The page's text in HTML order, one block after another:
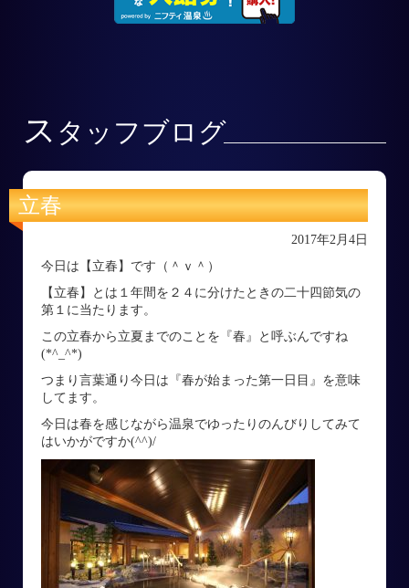
ス タッフブログ
立春
2017年2月4日
今日は【立春】です（＾ｖ＾）
【立春】とは１年間を２４に分けたときの二十四節気の
第１に当たります。
この立春から立夏までのことを『春』と呼ぶんですね
(*^_^*)
つまり言葉通り今日は『春が始まった第一日目』を意味
してます。
今日は春を感じながら温泉でゆったりのんびりしてみて
はいかがですか(^^)/